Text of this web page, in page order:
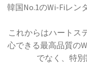
韓国No.1のWi-Fiレン
これからはハートス
心できる最高品質の
でなく、特